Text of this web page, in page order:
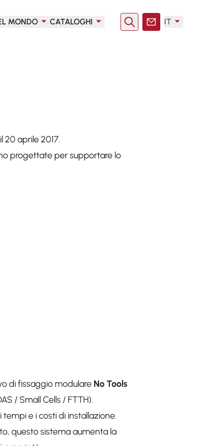
MONDO CATALOGHI RicercaContatto
IT
20 aprile 2017.
progettate per supportare lo
di fissaggio modulare No Tools
/ Small Cells / FTTH).
e i costi di installazione.
questo sistema aumenta la